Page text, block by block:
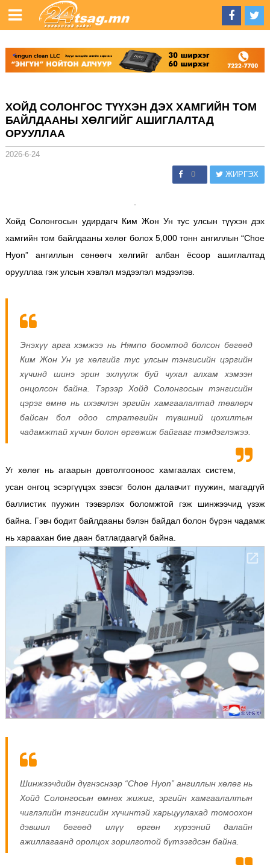
ХОЙД СОЛОНГОС ТҮҮХЭН ДЭХ ХАМГИЙН ТОМ
БАЙЛДААНЫ ХӨЛГИЙГ АШИГЛАЛТАД
ОРУУЛЛАА
2026-6-24
0 ЖИРГЭХ
Хойд Солонгосын удирдагч Ким Жон Ун тус улсын түүхэн дэх
хамгийн том байлдааны хөлөг болох 5,000 тонн ангиллын “Choe
Hyon” ангиллын сөнөөгч хөлгийг албан ёсоор ашиглалтад
орууллаа гэж улсын хэвлэл мэдээлэл мэдээлэв.
Энэхүү арга хэмжээ нь Нямпо боомтод болсон бөгөөд
Ким Жон Ун уг хөлгийг тус улсын тэнгисийн цэргийн
хүчинд шинэ эрин эхлүүлж буй чухал алхам хэмээн
онцолсон байна. Тэрээр Хойд Солонгосын тэнгисийн
цэрэг өмнө нь ихэвчлэн эргийн хамгаалалтад төвлөрч
байсан бол одоо стратегийн түвшний цохилтын
чадамжтай хүчин болон өргөжиж байгааг тэмдэглэжээ.
Уг хөлөг нь агаарын довтолгооноос хамгаалах систем,
усан онгоц эсэргүүцэх зэвсэг болон далавчит пуужин, магадгүй
баллистик пуужин тээвэрлэх боломжтой гэж шинжээчид үзэж
байна. Гэвч бодит байлдааны бэлэн байдал болон бүрэн чадамж
нь хараахан бие даан батлагдаагүй байна.
Шинжээчдийн дүгнэснээр “Choe Hyon” ангиллын хөлөг нь
Хойд Солонгосын өмнөх жижиг, эргийн хамгаалалтын
чиглэлийн тэнгисийн хүчинтэй харьцуулахад томоохон
дэвшил бөгөөд илүү өргөн хүрээний далайн
ажиллагаанд оролцох зорилготой бүтээгдсэн байна.